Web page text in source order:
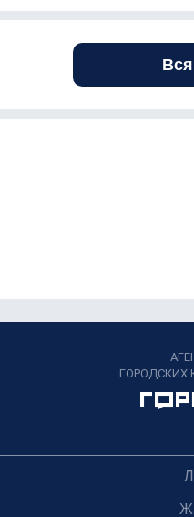
ГОРОДСКИХ